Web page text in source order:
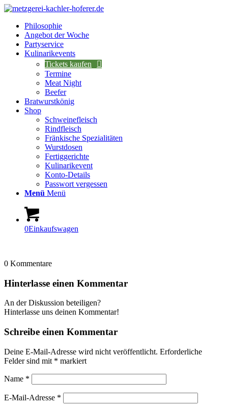
Philosophie
Angebot der Woche
Partyservice
Kulinarikevents
Tickets kaufen
Termine
Meat Night
Beefer
Bratwurstkönig
Shop
Schweinefleisch
Rindfleisch
Fränkische Spezialitäten
Wurstdosen
Fertiggerichte
Kulinarikevent
Konto-Details
Passwort vergessen
Menü Menü
0Einkaufswagen
0 Kommentare
Hinterlasse einen Kommentar
An der Diskussion beteiligen?
Hinterlasse uns deinen Kommentar!
Schreibe einen Kommentar
Deine E-Mail-Adresse wird nicht veröffentlicht. Erforderliche
Felder sind mit * markiert
Name *
E-Mail-Adresse *